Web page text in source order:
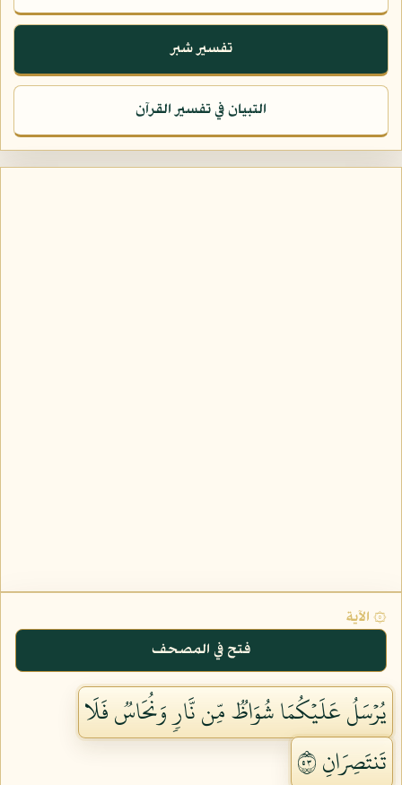
تفسير شبر
التبيان في تفسير القرآن
۞ الآية
فتح في المصحف
يُرۡسَلُ عَلَيۡكُمَا شُوَاظٞ مِّن نَّارٖ وَنُحَاسٞ فَلَا
تَنتَصِرَانِ ٣٥